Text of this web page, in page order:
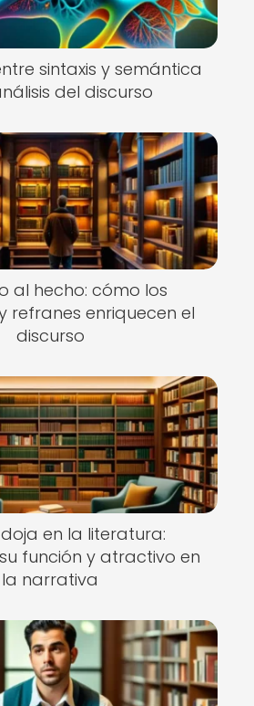
sintaxis y semántica
del discurso
al hecho: cómo los
refranes enriquecen el
discurso
en la literatura:
función y atractivo en
la narrativa